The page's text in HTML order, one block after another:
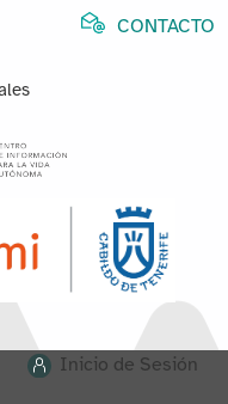
CONTACTO
Inicio de Sesión